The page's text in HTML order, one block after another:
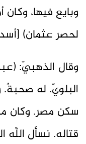
وبايع فيها،
لحصر عثمان) [أسد
وقال الذهبيّ:
البلويّ. له صحبةٌ.
سكن مصر. وكان
قتاله. نسأل